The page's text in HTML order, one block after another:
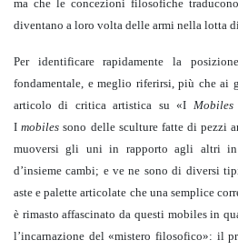
ma che le concezioni filosofiche
diventano a loro volta delle armi nella lotta
Per identificare rapidamente la
fondamentale, e meglio riferirsi, più che ai
articolo di critica artistica su «I Mobiles
Imobilessono delle sculture fatte di pezzi
muoversi gli uni in rapporto agli altri in
d’insieme cambi; e ve ne sono di diversi
aste e palette articolate che una semplice
è rimasto affascinato da questi mobiles in
l’incarnazione del «mistero filosofico»: il